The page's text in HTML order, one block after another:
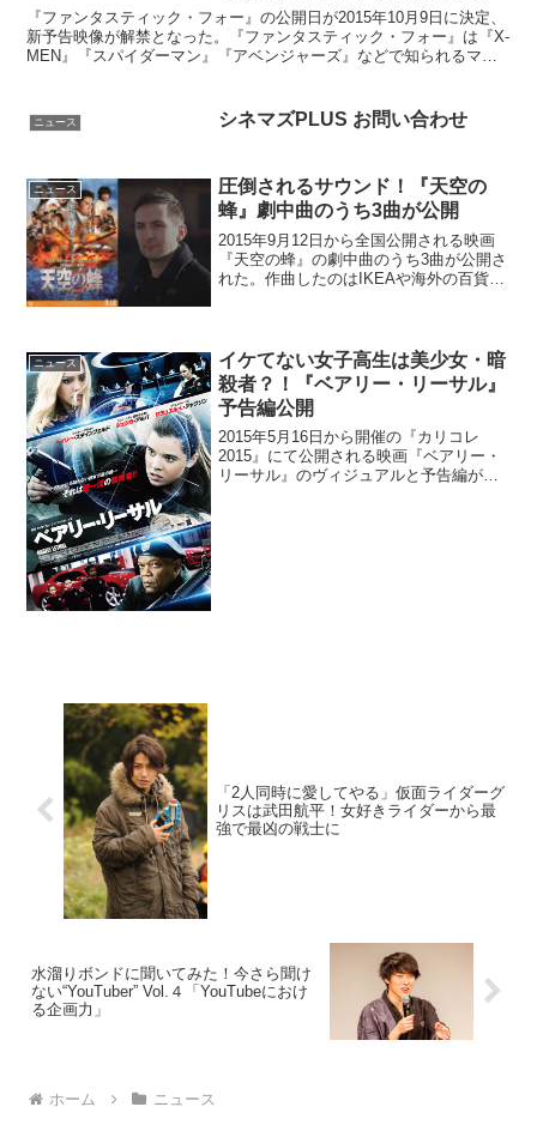
『ファンタスティック・フォー』の公開日が2015年10月9日に決定、
新予告映像が解禁となった。『ファンタスティック・フォー』は『X-
MEN』『スパイダーマン』『アベンジャーズ』などで知られるマー
ニュース シネマズPLUS お問い合わせ
ニュース
圧倒されるサウンド！『天空の
蜂』劇中曲のうち3曲が公開
2015年9月12日から全国公開される映画
『天空の蜂』の劇中曲のうち3曲が公開さ
れた。作曲したのはIKEAや海外の百貨店
ン・ブラッ...
ニュース
イケてない女子高生は美少女・暗
殺者？！『ベアリー・リーサル』
予告編公開
2015年5月16日から開催の『カリコレ
2015』にて公開される映画『ベアリー・
リーサル』のヴィジュアルと予告編が公
「2人同時に愛してやる」仮面ライダーグ
リスは武田航平！女好きライダーから最
強で最凶の戦士に
水溜りボンドに聞いてみた！今さら聞け
ない“YouTuber” Vol.４「YouTubeにおけ
る企画力」
ホーム ニュース